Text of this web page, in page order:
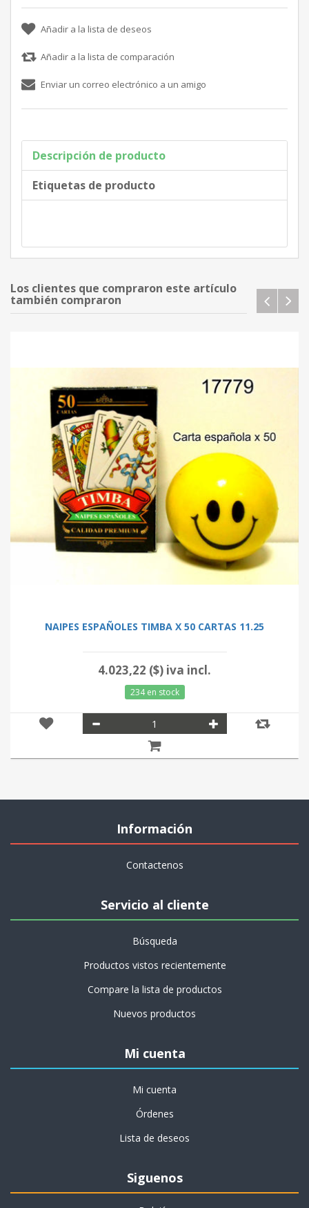
Descripción de producto
Etiquetas de producto
Los clientes que compraron este artículo
también compraron
NAIPES ESPAÑOLES TIMBA X 50 CARTAS 11.25
4.023,22 ($) iva incl.
234 en stock
Información
Contactenos
Servicio al cliente
Búsqueda
Productos vistos recientemente
Compare la lista de productos
Nuevos productos
Mi cuenta
Mi cuenta
Órdenes
Lista de deseos
Siguenos